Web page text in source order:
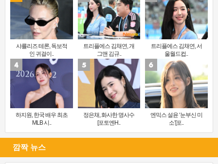
샤를리즈 테론, 독보적
인 귀걸이..
트리플에스 김채연, 개
그맨 김규..
트리플에스 김채연, 서
울월드컵..
하지원, 한국 배우 최초
MLB 시..
정은채, 화사한 명사수
[포토엔H..
엔믹스 설윤 ‘눈부신 미
소’[포..
깜짝 뉴스